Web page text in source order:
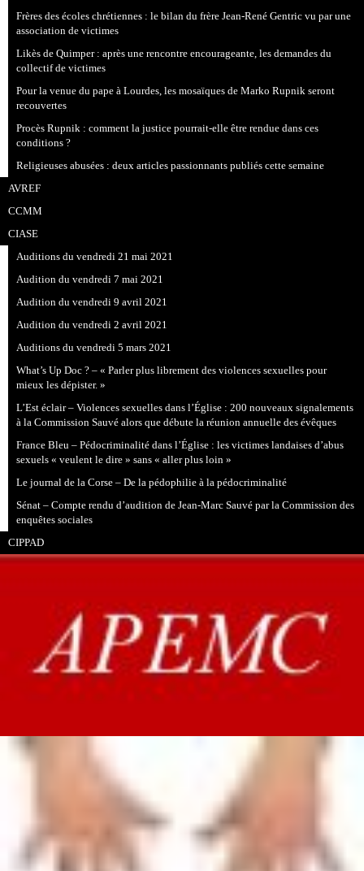
Frères des écoles chrétiennes : le bilan du frère Jean-René Gentric vu par une
association de victimes
Likès de Quimper : après une rencontre encourageante, les demandes du
collectif de victimes
Pour la venue du pape à Lourdes, les mosaïques de Marko Rupnik seront
recouvertes
Procès Rupnik : comment la justice pourrait-elle être rendue dans ces
conditions ?
Religieuses abusées : deux articles passionnants publiés cette semaine
AVREF
CCMM
CIASE
Auditions du vendredi 21 mai 2021
Audition du vendredi 7 mai 2021
Audition du vendredi 9 avril 2021
Audition du vendredi 2 avril 2021
Auditions du vendredi 5 mars 2021
What’s Up Doc ? – « Parler plus librement des violences sexuelles pour
mieux les dépister. »
L’Est éclair – Violences sexuelles dans l’Église : 200 nouveaux signalements
à la Commission Sauvé alors que débute la réunion annuelle des évêques
France Bleu – Pédocriminalité dans l’Église : les victimes landaises d’abus
sexuels « veulent le dire » sans « aller plus loin »
Le journal de la Corse – De la pédophilie à la pédocriminalité
Sénat – Compte rendu d’audition de Jean-Marc Sauvé par la Commission des
enquêtes sociales
CIPPAD